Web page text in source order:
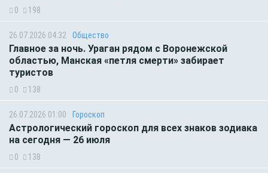
0 198
26.07.2026 04:32 Общество
Главное за ночь. Ураган рядом с Воронежской
областью, Манская «петля смерти» забирает
туристов
0 138
26.07.2026 01:00 Гороскоп
Астрологический гороскоп для всех знаков зодиака
на сегодня — 26 июля
0 138